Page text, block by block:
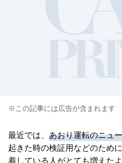
※この記事には広告が含まれます
最近では、 あおり運転のニュ
起きた時の検証用などのため
着している人がとても増えた